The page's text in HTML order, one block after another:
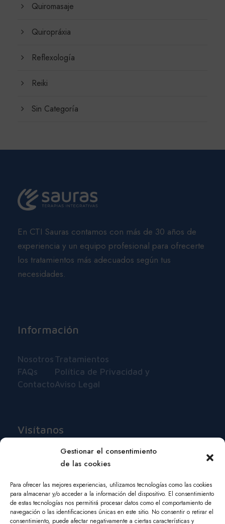
Gestionar el consentimiento
de las cookies
Para ofrecer las mejores experiencias, utilizamos tecnologías como las cookies
para almacenar y/o acceder a la información del dispositivo. El consentimiento
de estas tecnologías nos permitirá procesar datos como el comportamiento de
navegación o las identificaciones únicas en este sitio. No consentir o retirar el
consentimiento, puede afectar negativamente a ciertas características y
Quiromasaje
Quiropráxia
Reflexología
Reiki
Sin Categoría
En CTI Sauras contamos con más de 30 años de
experiencia y un equipo profesional para ofrecerte
los tratamientos más adecuados según tus
necesidades.
Información
Nosotros
FAQs
Contacto
Tratamientos
Política de Privacidad y
Aviso Legal
Visítanos
Puigcerdà, 191 Entlo 4ª
933 144 819
info@ctisauras.es